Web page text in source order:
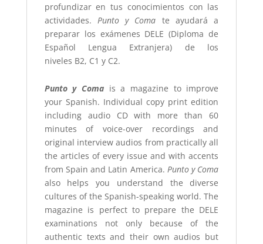
profundizar en tus conocimientos con las
actividades.Punto y Coma te ayudará a
preparar los exámenes DELE (Diploma de
Español Lengua Extranjera) de los
niveles B2, C1 y C2.
Punto y Coma is a magazine to improve
your Spanish. Individual copy print edition
including audio CD with more than 60
minutes of voice-over recordings and
original interview audios from practically all
the articles of every issue and with accents
from Spain and Latin America. Punto y Coma
also helps you understand the diverse
cultures of the Spanish-speaking world. The
magazine is perfect to prepare the DELE
examinations not only because of the
authentic texts and their own audios but